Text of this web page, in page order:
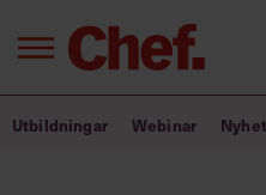
Bra ledare
Utbildningar Webinar